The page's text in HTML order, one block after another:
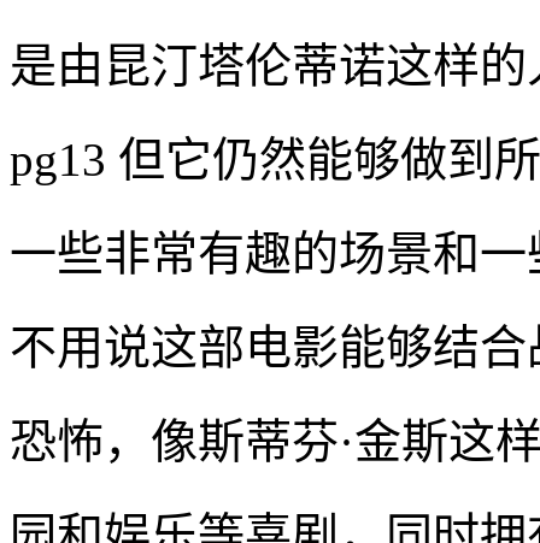
是由昆汀塔伦蒂诺这样
pg13 但它仍然能够做到
一些非常有趣的场景和
不用说这部电影能够结
恐怖，像斯蒂芬·金斯这